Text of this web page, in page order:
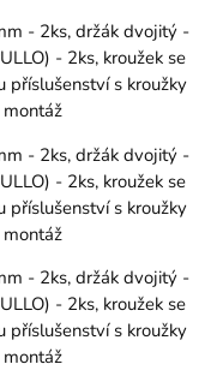
- 2ks, držák dvojitý -
- 2ks, kroužek se
příslušenství s kroužky
- 2ks, držák dvojitý -
- 2ks, kroužek se
příslušenství s kroužky
- 2ks, držák dvojitý -
- 2ks, kroužek se
příslušenství s kroužky